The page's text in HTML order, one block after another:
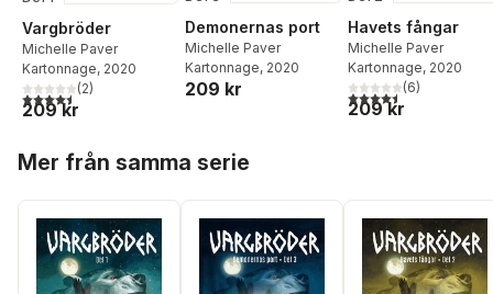
Vargbröder
Michelle Paver
Kartonnage, 2020
4,5utav 5 stjärnor. Totalt antal röster:
(2)
209 kr
Demonernas port
Michelle Paver
Kartonnage, 2020
209 kr
Havets fångar
Michelle Paver
Kartonnage, 2020
4,5utav 5 stjärnor.
(6)
209 kr
Mer från samma serie